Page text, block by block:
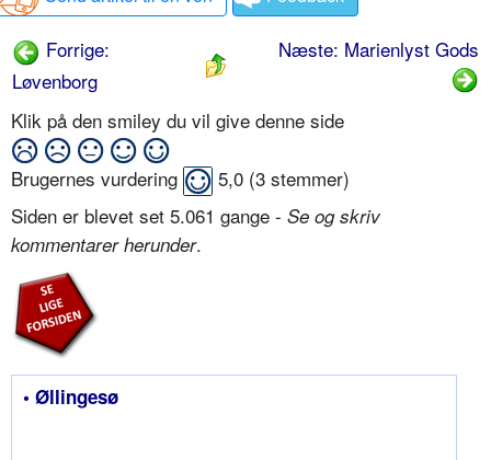
Forrige:
Løvenborg
Næste: Marienlyst Gods
Klik på den smiley du vil give denne side
Brugernes vurdering 5,0 (3 stemmer)
Siden er blevet set 5.061 gange - Se og skriv
kommentarer herunder.
• Øllingesø